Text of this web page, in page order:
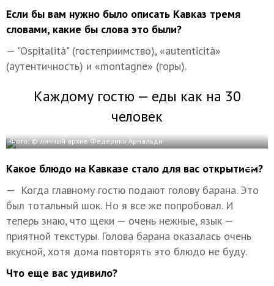
Если бы вам нужно было описать Кавказ тремя
словами, какие бы слова это были?
— "Ospitalità" (гостеприимство), «autenticità»
(аутентичность) и «montagne» (горы).
Каждому гостю — еды как на 30
человек
Фото: © личный архив Федерико Арнальди
Какое блюдо на Кавказе стало для вас открытием?
— Когда главному гостю подают голову барана. Это
был тотальный шок. Но я все же попробовал. И
теперь знаю, что щеки — очень нежные, язык —
приятной текстуры. Голова барана оказалась очень
вкусной, хотя дома повторять это блюдо не буду.
Что еще вас удивило?